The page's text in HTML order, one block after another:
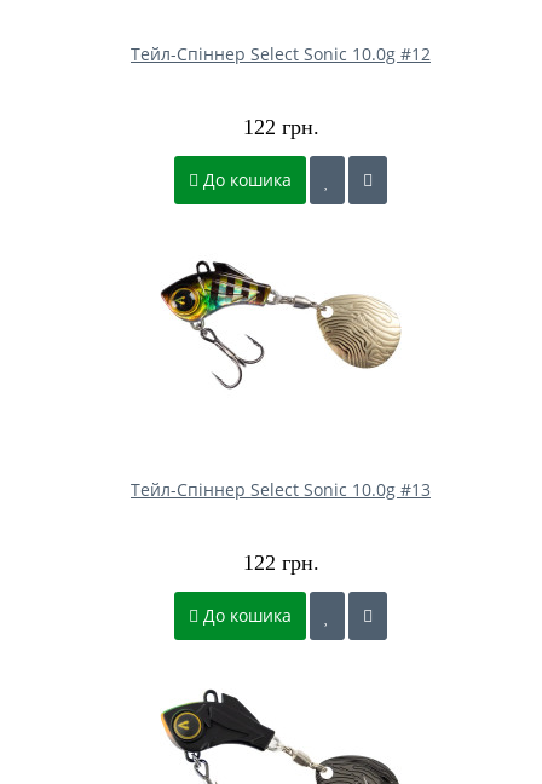
Тейл-Спіннер Select Sonic 10.0g #12
122 грн.
До кошика
Тейл-Спіннер Select Sonic 10.0g #13
122 грн.
До кошика